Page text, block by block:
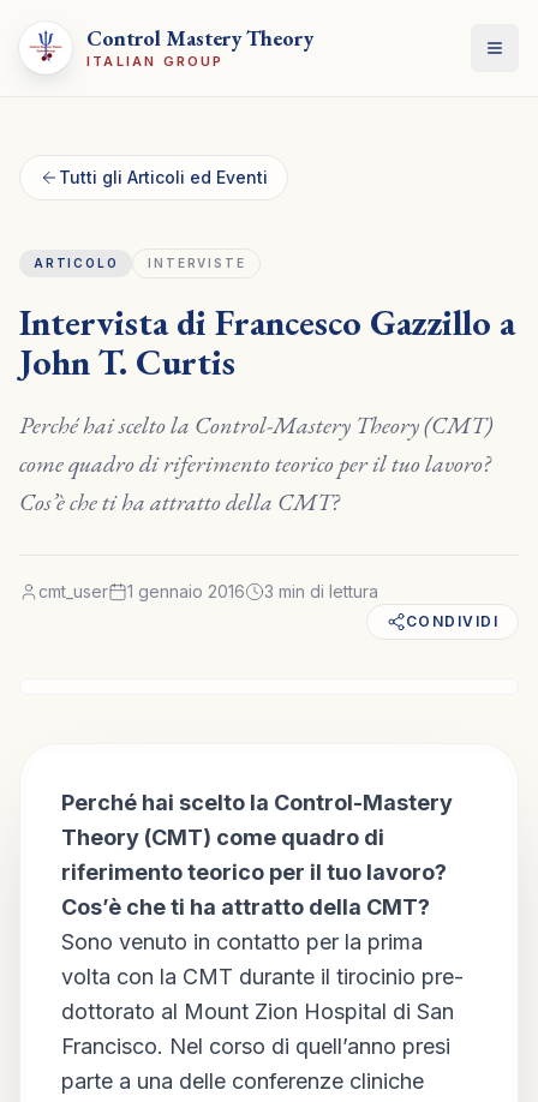
Control Mastery Theory
ITALIAN GROUP Apri
Tutti gli Articoli ed Eventi
ARTICOLO INTERVISTE
Intervista di Francesco Gazzillo a
John T. Curtis
Perché hai scelto la Control-Mastery Theory (CMT)
come quadro di riferimento teorico per il tuo lavoro?
Cos’è che ti ha attratto della CMT?
cmt_user 1 gennaio 2016 3 min di lettura
CONDIVIDI
Interviste
Perché hai scelto la Control-Mastery
Theory (CMT) come quadro di
riferimento teorico per il tuo lavoro?
Cos’è che ti ha attratto della CMT?
Sono venuto in contatto per la prima
volta con la CMT durante il tirocinio pre-
dottorato al Mount Zion Hospital di San
Francisco. Nel corso di quell’anno presi
parte a una delle conferenze cliniche